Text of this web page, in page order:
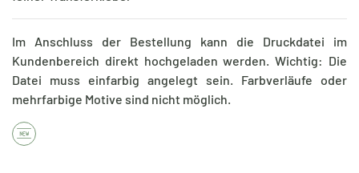
Im Anschluss der Bestellung kann die Druckdatei im
Kundenbereich direkt hochgeladen werden. Wichtig: Die
Datei muss einfarbig angelegt sein. Farbverläufe oder
mehrfarbige Motive sind nicht möglich.